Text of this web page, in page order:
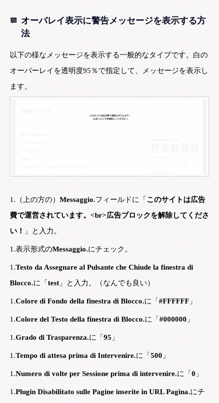
オーバレイ表示に警告メッセージを表示する方
法
以下の様なメッセージを表示する一般的なタイプです。白の
オーバーレイを透明度95％で指定して、メッセージを表示し
ます。
1.（上の方の） Messaggio.フィールドに「 このサイトは広告
費で運営されています。<br>広告ブロックを解除してくださ
い！
」と入力。
1.表示形式のMessaggio.にチェック。
1.Testo da Assegnare al Pulsante che Chiude la finestra di
Blocco.に「 test 」と入力。（なんでも良い）
1.Colore di Fondo della finestra di Blocco.に「 #FFFFFF 」
1.Colore del Testo della finestra di Blocco.に「 #000000 」
1.Grado di Trasparenza.に「 95 」
1.Tempo di attesa prima di Intervenire.に「 500 」
1.Numero di volte per Sessione prima di intervenire.に「 0 」
1.Plugin Disabilitato sulle Pagine inserite in URL Pagina.にチ